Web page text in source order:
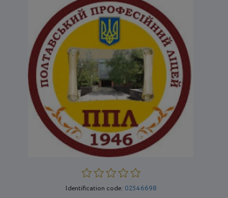
Identification code: 02546698